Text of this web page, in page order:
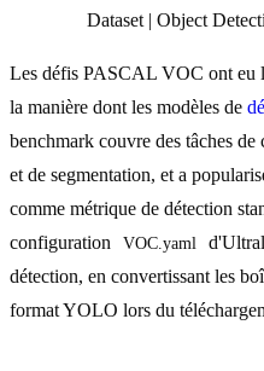
Dataset | Object
Les défis PASCAL VOC ont eu
la manière dont les modèles de
benchmark couvre des tâches
et de segmentation, et a
comme métrique de détection
configuration
VOC.yaml
détection, en convertissant les
format YOLO lors du